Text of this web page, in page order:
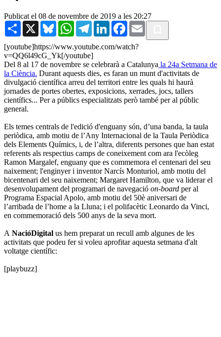
Publicat el 08 de novembre de 2019 a les 20:27
Share X BlueskyWhatsAppTelegramLinkedInFacebook
Email
[youtube]https://www.youtube.com/watch?
v=QQ6l49cG_Yk[/youtube]
Del 8 al 17 de novembre se celebrarà a Catalunya la 24a Setmana de
la Ciència. Durant aquests dies, es faran un munt d'activitats de
divulgació científica arreu del territori entre les quals hi haurà
jornades de portes obertes, exposicions, xerrades, jocs, tallers
científics... Per a públics especialitzats però també per al públic
general.
Els temes centrals de l'edició d'enguany són, d’una banda, la taula
periòdica, amb motiu de l’Any Internacional de la Taula Periòdica
dels Elements Químics, i, de l’altra, diferents persones que han estat
referents als respectius camps de coneixement com ara l'ecòleg
Ramon Margalef, enguany que es commemora el centenari del seu
naixement; l'enginyer i inventor Narcís Monturiol, amb motiu del
bicentenari del seu naixement; Margaret Hamilton, que va liderar el
desenvolupament del programari de navegació on-board per al
Programa Espacial Apolo, amb motiu del 50è aniversari de
l’arribada de l’home a la Lluna; i el polifacètic Leonardo da Vinci,
en commemoració dels 500 anys de la seva mort.
A NacióDigital us hem preparat un recull amb algunes de les
activitats que podeu fer si voleu aprofitar aquesta setmana d'alt
voltatge científic:
[playbuzz]